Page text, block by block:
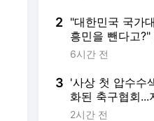
도 '초비상'
2 "대한민국 국가
흥민을 뺀다고?"
도 당황...LAFC,
부차기 대기
6시간 전
3 '사상 첫 압수수
화된 축구협회...
로 지친 직원들, "
2시간 전